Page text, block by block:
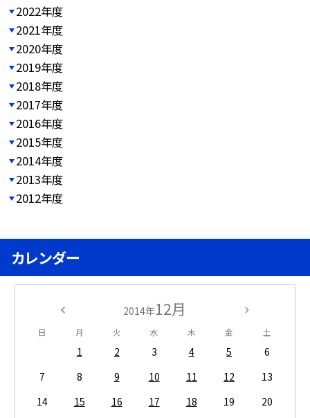
2022年度
2021年度
2020年度
2019年度
2018年度
2017年度
2016年度
2015年度
2014年度
2013年度
2012年度
カレンダー
2014年12月
日 月 火 水 木 金 土
1 2 3 4 5
6
7
8 9 10 11 12
13
14
15 16 17 18 19
20